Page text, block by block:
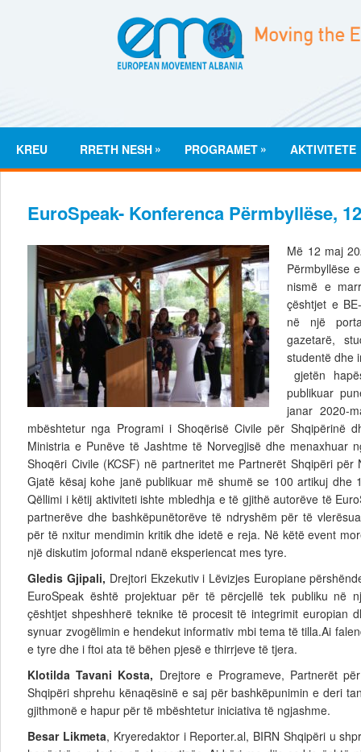
KREU RRETH NESH » PROGRAMET » AKTIVITETE
EuroSpeak- Konferenca Përmbyllëse,
Më 12 maj
Përmbyllëse
nismë e
çështjet e
në një
gazetarë,
studentë dhe
gjetën
publikuar
janar 2020-
mbështetur nga Programi i Shoqërisë Civile për Shqipërinë
Ministria e Punëve të Jashtme të Norvegjisë dhe menaxhuar
Shoqëri Civile (KCSF) në partneritet me Partnerët Shqipëri për
Gjatë kësaj kohe janë publikuar më shumë se 100 artikuj dhe
Qëllimi i këtij aktiviteti ishte mbledhja e të gjithë autorëve të
partnerëve dhe bashkëpunëtorëve të ndryshëm për të
për të nxitur mendimin kritik dhe idetë e reja. Në këtë event
një diskutim joformal ndanë eksperiencat mes tyre.
Gledis Gjipali, Drejtori Ekzekutiv i Lëvizjes Europiane
EuroSpeak është projektuar për të përcjellë tek publiku në
çështjet shpeshherë teknike të procesit të integrimit europian
synuar zvogëlimin e hendekut informativ mbi tema të tilla.Ai
e tyre dhe i ftoi ata të bëhen pjesë e thirrjeve të tjera.
Klotilda Tavani Kosta, Drejtore e Programeve, Partnerët
Shqipëri shprehu kënaqësinë e saj për bashkëpunimin e deri
gjithmonë e hapur për të mbështetur iniciativa të ngjashme.
Besar Likmeta, Kryeredaktor i Reporter.al, BIRN Shqipëri u